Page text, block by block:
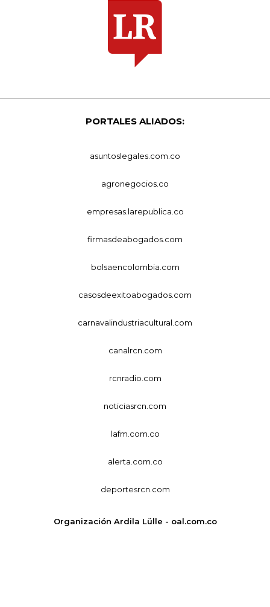
PORTALES ALIADOS:
asuntoslegales.com.co
agronegocios.co
empresas.larepublica.co
firmasdeabogados.com
bolsaencolombia.com
casosdeexitoabogados.com
carnavalindustriacultural.com
canalrcn.com
rcnradio.com
noticiasrcn.com
lafm.com.co
alerta.com.co
deportesrcn.com
Organización Ardila Lülle - oal.com.co